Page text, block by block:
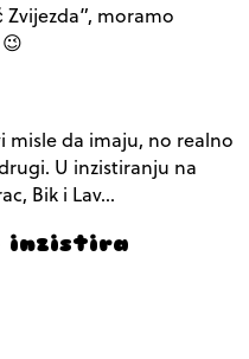
moramo
misle da imaju, no realno
U inzistiranju na
Bik i Lav…
inzistira